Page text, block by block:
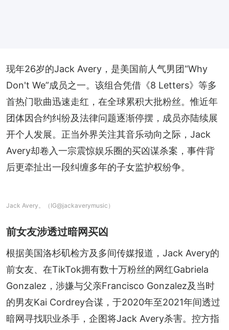
现年26岁的Jack Avery，是美国前人气男团“Why
Don't We”成员之一。该组合凭借《8 Letters》等多
首热门歌曲迅速走红，在全球累积大批粉丝。惟近年
团体因合约纠纷及法律问题逐渐停摆，成员亦陆续展
开个人发展。正当外界关注其音乐动向之际，Jack
Avery却卷入一宗震惊娱乐圈的买凶谋杀案，事件背
后更牵扯出一段纠缠多年的子女监护权纷争。
Jack Avery。（IG@jackaverymusic）
前女友涉透过暗网买凶
根据美国洛杉矶检方及多间传媒报道，Jack Avery的
前女友、在TikTok拥有数十万粉丝的网红Gabriela
Gonzalez，涉嫌与父亲Francisco Gonzalez及当时
的男友Kai Cordrey合谋，于2020年至2021年间透过
暗网寻找职业杀手，企图将Jack Avery杀害。控方指